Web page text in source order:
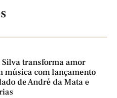
transforma amor
música com lançamento
de André da Mata e